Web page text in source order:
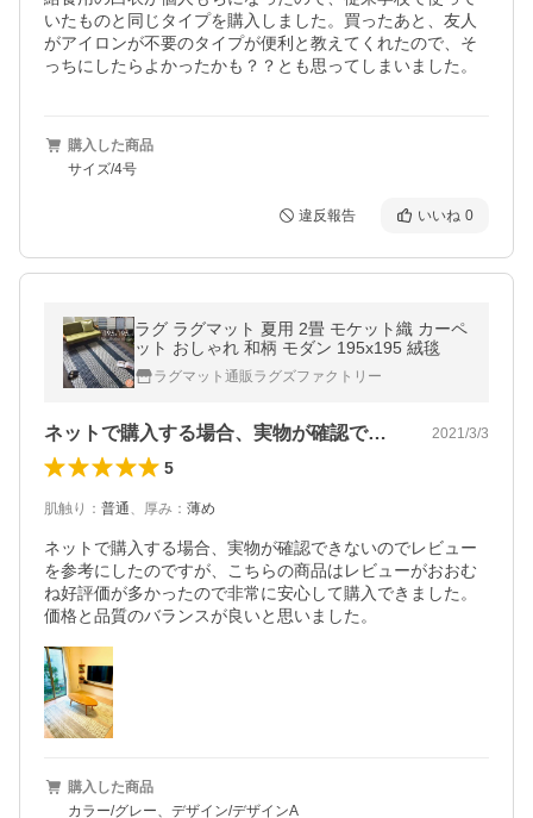
いたものと同じタイプを購入しました。買ったあと、友人
がアイロンが不要のタイプが便利と教えてくれたので、そ
っちにしたらよかったかも？？とも思ってしまいました。
購入した商品
サイズ/4号
違反報告 いいね 0
ラグ ラグマット 夏用 2畳 モケット織 カーペ
ット おしゃれ 和柄 モダン 195x195 絨毯
ラグマット通販ラグズファクトリー
ネットで購入する場合、実物が確認できな… 2021/3/3
5
肌触り ： 普通、 厚み ： 薄め
ネットで購入する場合、実物が確認できないのでレビュー
を参考にしたのですが、こちらの商品はレビューがおおむ
ね好評価が多かったので非常に安心して購入できました。
価格と品質のバランスが良いと思いました。
購入した商品
カラー/グレー、デザイン/デザインA